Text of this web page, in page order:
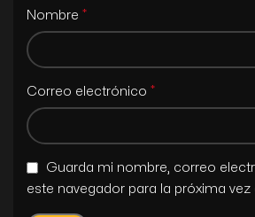
Nombre *
Correo electrónico *
Guarda mi nombre, correo
este navegador para la próxima vez